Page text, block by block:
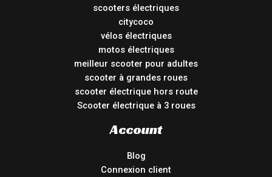
scooters électriques
citycoco
vélos électriques
motos électriques
meilleur scooter pour adultes
scooter à grandes roues
scooter électrique hors route
Scooter électrique à 3 roues
Account
Blog
Connexion client